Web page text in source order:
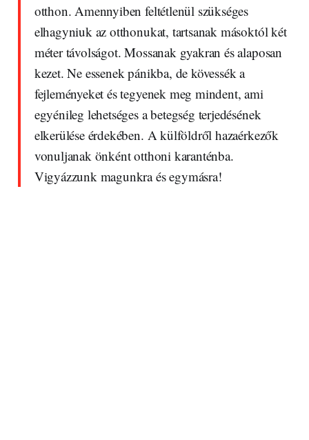
otthon. Amennyiben feltétlenül szükséges
elhagyniuk az otthonukat, tartsanak másoktól két
méter távolságot. Mossanak gyakran és alaposan
kezet. Ne essenek pánikba, de kövessék a
fejleményeket és tegyenek meg mindent, ami
egyénileg lehetséges a betegség terjedésének
elkerülése érdekében. A külföldről hazaérkezők
vonuljanak önként otthoni karanténba.
Vigyázzunk magunkra és egymásra!